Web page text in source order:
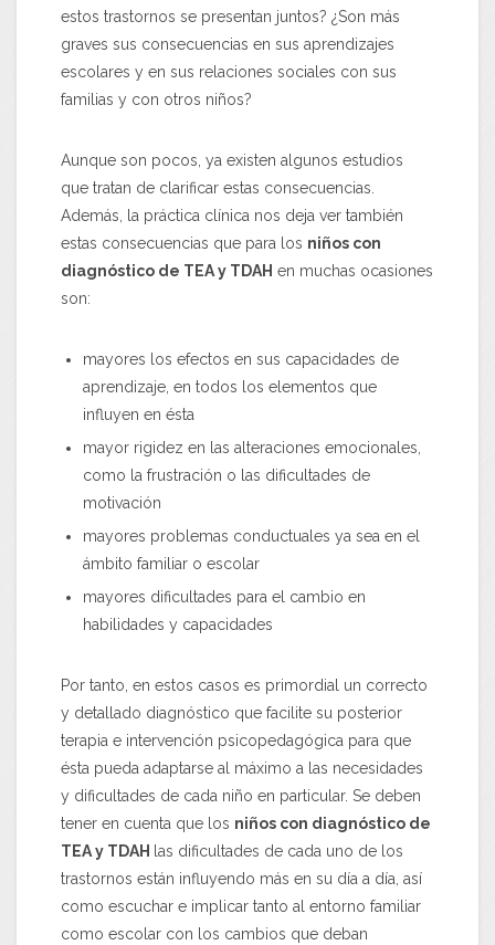
estos trastornos se presentan juntos? ¿Son más
graves sus consecuencias en sus aprendizajes
escolares y en sus relaciones sociales con sus
familias y con otros niños?
Aunque son pocos, ya existen algunos estudios
que tratan de clarificar estas consecuencias.
Además, la práctica clínica nos deja ver también
estas consecuencias que para los niños con
diagnóstico de TEA y TDAH en muchas ocasiones
son:
mayores los efectos en sus capacidades de
aprendizaje, en todos los elementos que
influyen en ésta
mayor rigidez en las alteraciones emocionales,
como la frustración o las dificultades de
motivación
mayores problemas conductuales ya sea en el
ámbito familiar o escolar
mayores dificultades para el cambio en
habilidades y capacidades
Por tanto, en estos casos es primordial un correcto
y detallado diagnóstico que facilite su posterior
terapia e intervención psicopedagógica para que
ésta pueda adaptarse al máximo a las necesidades
y dificultades de cada niño en particular. Se deben
tener en cuenta que los niños con diagnóstico de
TEA y TDAH las dificultades de cada uno de los
trastornos están influyendo más en su día a día, así
como escuchar e implicar tanto al entorno familiar
como escolar con los cambios que deban